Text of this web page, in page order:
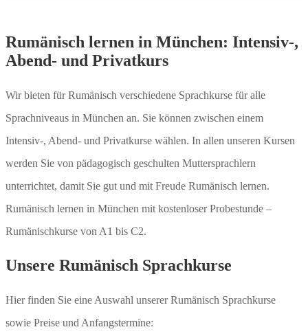
Rumänisch lernen in München: Intensiv-,
Abend- und Privatkurs
Wir bieten für Rumänisch verschiedene Sprachkurse für alle
Sprachniveaus in München an. Sie können zwischen einem
Intensiv-, Abend- und Privatkurse wählen. In allen unseren Kursen
werden Sie von pädagogisch geschulten Muttersprachlern
unterrichtet, damit Sie gut und mit Freude Rumänisch lernen.
Rumänisch lernen in München mit kostenloser Probestunde –
Rumänischkurse von A1 bis C2.
Unsere Rumänisch Sprachkurse
Hier finden Sie eine Auswahl unserer Rumänisch Sprachkurse
sowie Preise und Anfangstermine: